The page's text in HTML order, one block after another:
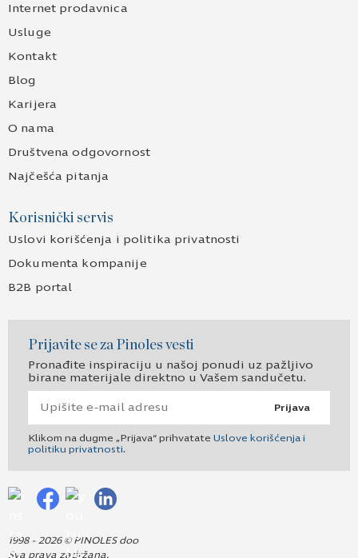
Internet prodavnica
Usluge
Kontakt
Blog
Karijera
O nama
Društvena odgovornost
Najčešća pitanja
Korisnički servis
Uslovi korišćenja i politika privatnosti
Dokumenta kompanije
B2B portal
Prijavite se za Pinoles vesti
Pronađite inspiraciju u našoj ponudi uz pažljivo
birane materijale direktno u Vašem sandučetu.
Prijava
Klikom na dugme „Prijava“ prihvatate Uslove korišćenja i
politiku privatnosti.
1998 - 2026 © PINOLES doo
Sva prava zadržana.